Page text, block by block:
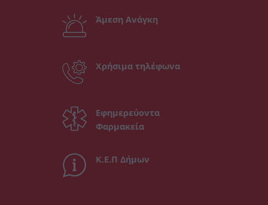
Άμεση Ανάγκη
Χρήσιμα τηλέφωνα
Εφημερεύοντα
Φαρμακεία
Κ.Ε.Π Δήμων